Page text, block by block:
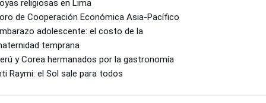
religiosas en Lima
de Cooperación Económica Asia-Pacífico
adolescente: el costo de la
temprana
y Corea hermanados por la gastronomía
Raymi: el Sol sale para todos